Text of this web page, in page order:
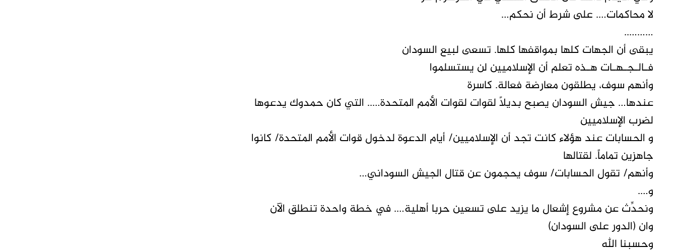
لا محاكمات…. على شرط أن نحكم…
………..
يبقى أن الجهات كلها بمواقفها كلها. تسعى لبيع السودان
فـالـجـهـات هـذه تعلم أن الإسلاميين لن يستسلموا
وأنهم سوف، يطلقون معارضة فعالة. كاسرة
عندها… جيش السودان يصبح بديلاً لقوات لقوات الأمم المتحدة….. التي كان حمدوك يدعوها
لضرب الإسلاميين
و الحسابات عند هؤلاء كانت تجد أن الإسلاميين/ أيام الدعوة لدخول قوات الأمم المتحدة/ كانوا
جاهزين تماماً. لقتالها
وأنهم/ تقول الحسابات/ سوف يحجمون عن قتال الجيش السوداني…
و….
ونحدِّث عن مشروع إشعال ما يزيد على تسعين حربا أهلية…. في خطة واحدة تنطلق الآن
وان (الدور على السودان)
وحسبنا الله